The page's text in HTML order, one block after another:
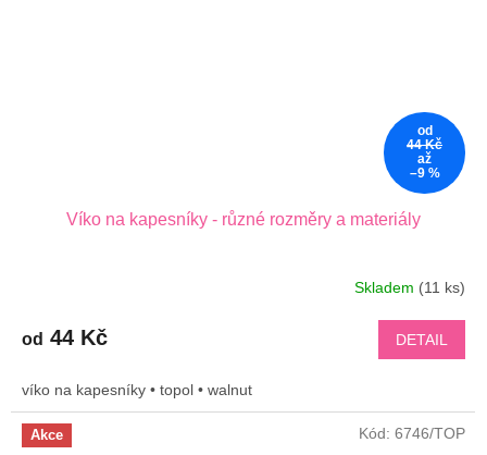
od
44 Kč
až
–9 %
Víko na kapesníky - různé rozměry a materiály
Skladem (11 ks)
od 44 Kč DETAIL
víko na kapesníky • topol • walnut
Akce Kód: 6746/TOP